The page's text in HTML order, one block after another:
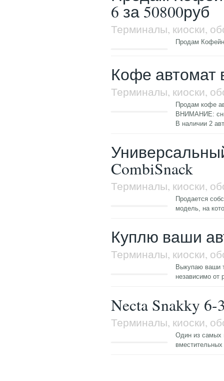
6 за 50800руб
Терминалы, киоски,
Продам
Кофе автомат
Терминалы, киоски,
Продам кофе
ВНИМАНИЕ:
В наличии 2
CombiSnack
Терминалы, киоски,
Продается
модель, на
Куплю ваши
Терминалы, киоски,
Выкупаю ваши
независимо от
Necta Snakky 6-
Терминалы, киоски,
Один из самых